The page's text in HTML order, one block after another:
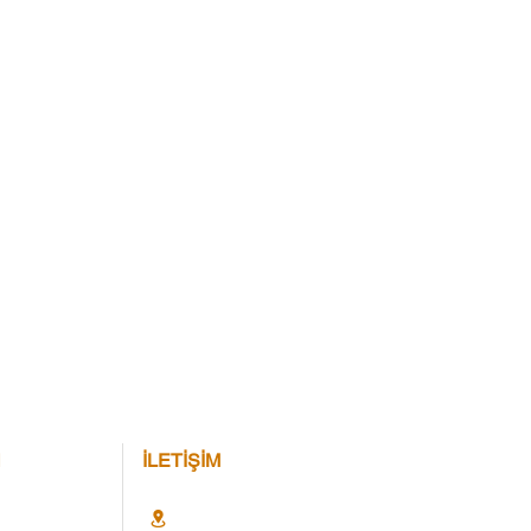
İLETİŞİM